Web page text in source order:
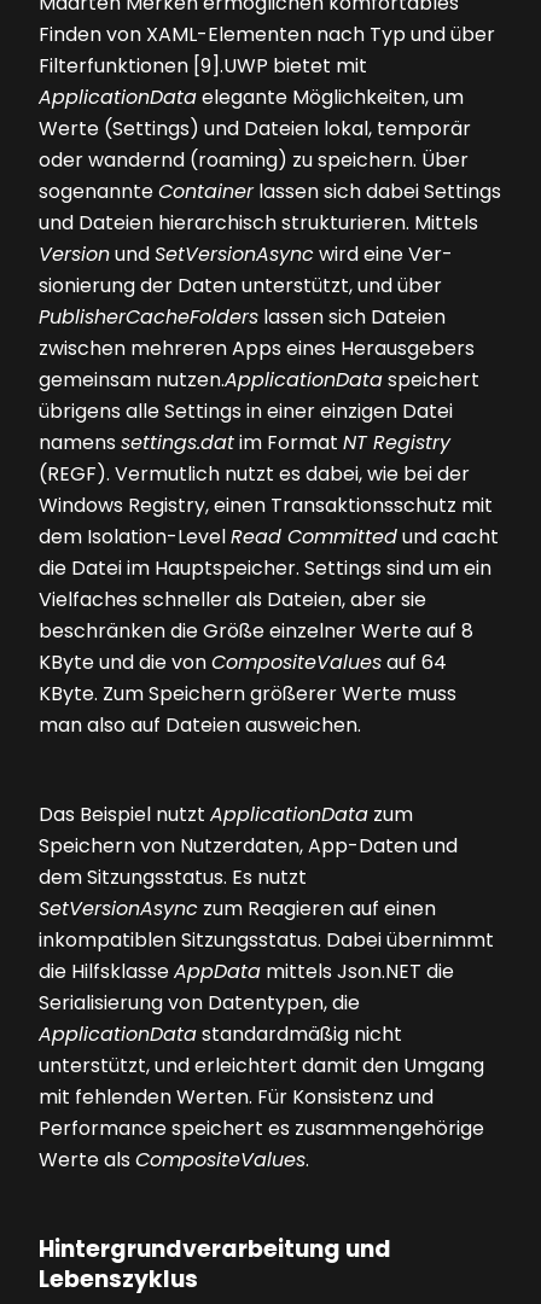
Finden von XAML-Elementen nach Typ und über
Filterfunktionen [9].UWP bietet mit
ApplicationDataelegante Möglichkeiten, um
Werte (Settings) und Dateien lokal, temporär
oder wandernd (roaming) zu speichern. Über
sogenannteContainerlassen sich dabei Settings
und Dateien hierarchisch strukturieren. Mittels
VersionundSetVersionAsyncwird eine Ver­
sionierung der Daten unterstützt, und über
PublisherCacheFolders lassen sich Dateien
zwischen mehreren Apps eines Herausgebers
gemeinsam nutzen.ApplicationDataspeichert
übrigens alle Settings in einer einzigen Datei
namens settings.datim Format NT Registry
(REGF). Vermutlich nutzt es dabei, wie bei der
Windows Registry, einen Transaktionsschutz mit
dem Isolation-LevelRead Committedund cacht
die Datei im Hauptspeicher. Settings sind um ein
Vielfaches schneller als Dateien, aber sie
beschränken die Größe einzelner Werte auf 8
KByte und die vonCompositeValuesauf 64
KByte. Zum Speichern größerer Werte muss
man also auf Dateien ausweichen.
Das Beispiel nutzt ApplicationData zum
Speichern von Nutzerdaten, App-Daten und
dem Sitzungsstatus. Es nutzt
SetVersionAsync zum Reagieren auf einen
inkompatiblen Sitzungsstatus. Dabei übernimmt
die HilfsklasseAppData mittels Json.NET die
Serialisierung von Datentypen, die
ApplicationDatastandardmäßig nicht
unterstützt, und erleichtert damit den Umgang
mit fehlenden Werten. Für Konsistenz und
Performance speichert es zusammengehörige
Werte als CompositeValues.
Hintergrundverarbeitung und
Lebenszyklus